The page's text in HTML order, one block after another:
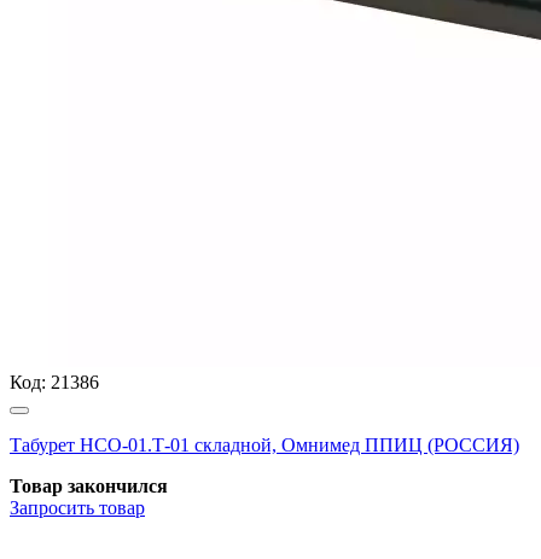
Код: 21386
Табурет НСО-01.Т-01 складной, Омнимед ППИЦ (РОССИЯ)
Товар закончился
Запросить товар